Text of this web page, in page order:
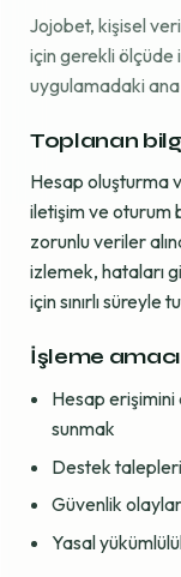
Jojobet, kişisel
için gerekli ölçüde
uygulamadaki ana
Toplanan
Hesap oluşturma
iletişim ve oturum
zorunlu veriler
izlemek, hataları
için sınırlı süreyle
İşleme amacı
Hesap
sunmak
Destek
Güvenlik
Yasal